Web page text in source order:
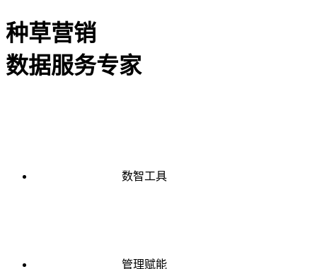
种草营销
数据服务专家
数智工具
管理赋能